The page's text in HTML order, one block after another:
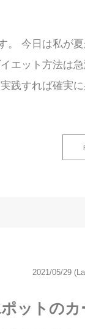
。 今日は私が
エット方法は
践すれば確実
2021/05/29
ットの